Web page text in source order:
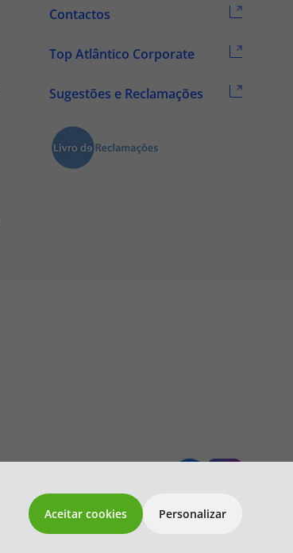
Aceitar cookies Personalizar
Contactos
Top Atlântico Corporate
Sugestões e Reclamações